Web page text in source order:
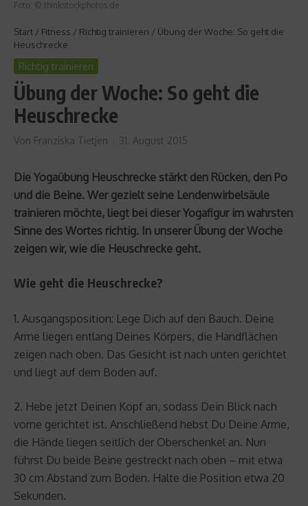
Foto: © thinkstockphotos.de
Start / Fitness / Richtig trainieren / Übung der Woche: So geht die
Heuschrecke
Richtig trainieren
Übung der Woche: So geht die
Heuschrecke
Von Franziska Tietjen 31. August 2015
Die Yogaübung Heuschrecke stärkt den Rücken, den Po
und die Beine. Wer gezielt seine Lendenwirbelsäule
trainieren möchte, liegt bei dieser Yogafigur im wahrsten
Sinne des Wortes richtig. In unserer Übung der Woche
zeigen wir, wie die Heuschrecke geht.
Wie geht die Heuschrecke?
1. Ausgangsposition: Lege Dich auf den Bauch. Deine
Arme liegen entlang Deines Körpers, die Handflächen
zeigen nach oben. Das Gesicht ist nach unten gerichtet
und liegt auf dem Boden auf.
2. Hebe jetzt Deinen Kopf an, sodass Dein Blick nach
vorne gerichtet ist. Anschließend hebst Du Deine Arme,
die Hände liegen seitlich der Oberschenkel an. Nun
führst Du beide Beine gestreckt nach oben – mit etwa
30 cm Abstand zum Boden. Halte die Position etwa 20
Sekunden.